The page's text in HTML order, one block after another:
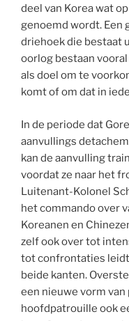
deel van Korea wat
genoemd wordt. Een
driehoek die bestaat
oorlog bestaan
als doel om te
komt of om dat in
In de periode dat
aanvullings
kan de aanvulling
voordat ze naar het
Luitenant-Kolonel
het commando over
Koreanen en
zelf ook over tot
tot confrontaties
beide kanten.
een nieuwe vorm
hoofdpatrouille ook